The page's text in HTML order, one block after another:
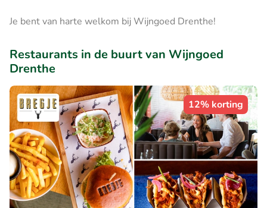
Je bent van harte welkom bij Wijngoed Drenthe!
Restaurants in de buurt van Wijngoed
Drenthe
12% korting